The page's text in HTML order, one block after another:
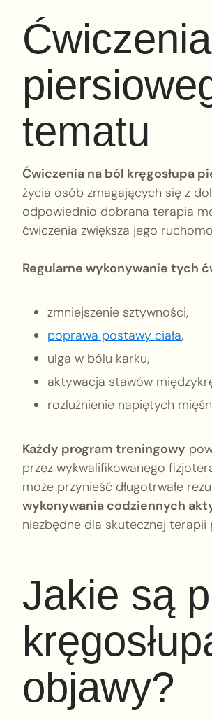
tematu
Ćwiczenia na ból kręgosłupa
życia osób zmagających się z
odpowiednio dobrana terapia
ćwiczenia zwiększa jego
Regularne wykonywanie tych
zmniejszenie sztywności,
poprawa postawy ciała,
ulga w bólu karku,
aktywacja stawów
rozluźnienie napiętych
Każdy program treningowy
przez wykwalifikowanego
może przynieść długotrwałe
wykonywania codziennych
niezbędne dla skutecznej terapii
Jakie są
objawy?